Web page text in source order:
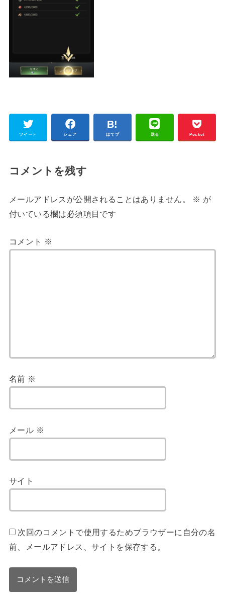
ツイート シェア はてブ 送る Pocket
コメントを残す
メールアドレスが公開されることはありません。 ※ が
付いている欄は必須項目です
コメント ※
名前 ※
メール ※
サイト
次回のコメントで使用するためブラウザーに自分の名
前、メールアドレス、サイトを保存する。